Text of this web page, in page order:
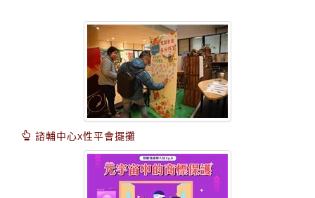
諮輔中心x性平會擺攤